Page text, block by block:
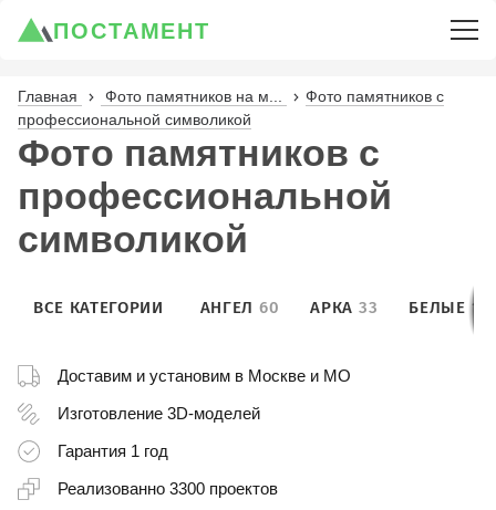
ПОСТАМЕНТ
Главная Фото памятников на м...
Фото памятников с
профессиональной символикой
Фото памятников с
профессиональной
символикой
ВСЕ КАТЕГОРИИ АНГЕЛ 60 АРКА 33 БЕЛЫЕ
Доставим и установим в Москве и МО
Изготовление 3D-моделей
Гарантия 1 год
Реализованно 3300 проектов